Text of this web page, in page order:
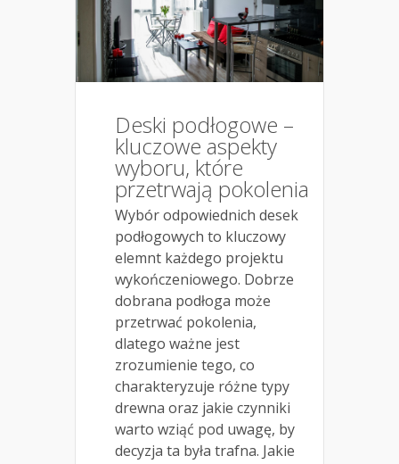
Deski podłogowe –
kluczowe aspekty
wyboru, które
przetrwają pokolenia
Wybór odpowiednich desek
podłogowych to kluczowy
elemnt każdego projektu
wykończeniowego. Dobrze
dobrana podłoga może
przetrwać pokolenia,
dlatego ważne jest
zrozumienie tego, co
charakteryzuje różne typy
drewna oraz jakie czynniki
warto wziąć pod uwagę, by
decyzja ta była trafna. Jakie